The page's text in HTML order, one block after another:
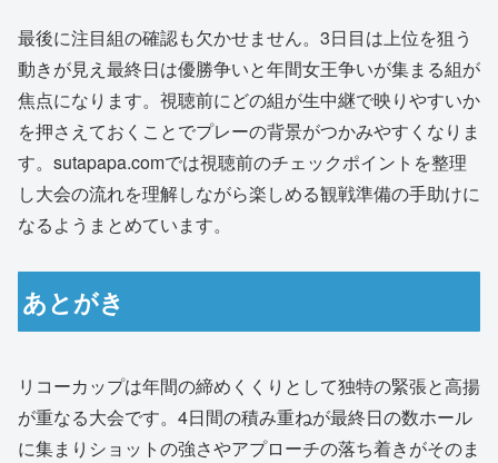
最後に注目組の確認も欠かせません。3日目は上位を狙う
動きが見え最終日は優勝争いと年間女王争いが集まる組が
焦点になります。視聴前にどの組が生中継で映りやすいか
を押さえておくことでプレーの背景がつかみやすくなりま
す。sutapapa.comでは視聴前のチェックポイントを整理
し大会の流れを理解しながら楽しめる観戦準備の手助けに
なるようまとめています。
あとがき
リコーカップは年間の締めくくりとして独特の緊張と高揚
が重なる大会です。4日間の積み重ねが最終日の数ホール
に集まりショットの強さやアプローチの落ち着きがそのま